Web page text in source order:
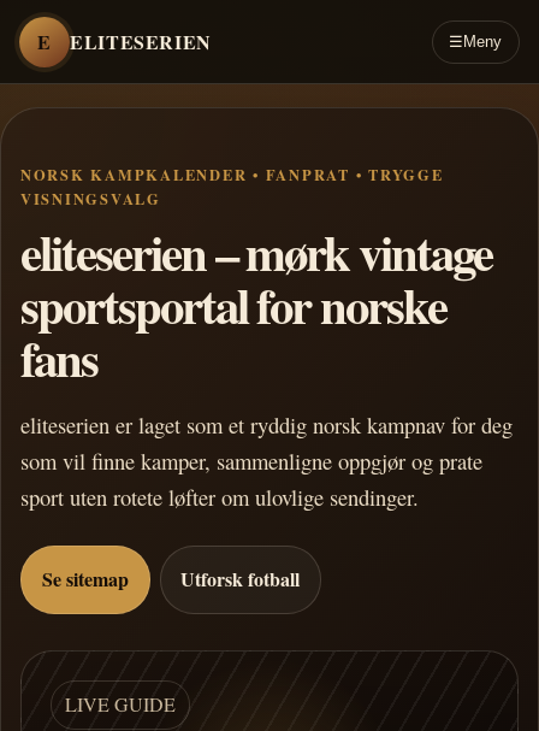
E ELITESERIEN ☰ Meny
NORSK KAMPKALENDER • FANPRAT • TRYGGE
VISNINGSVALG
eliteserien – mørk vintage
sportsportal for norske
fans
eliteserien er laget som et ryddig norsk kampnav for deg
som vil finne kamper, sammenligne oppgjør og prate
sport uten rotete løfter om ulovlige sendinger.
Se sitemap Utforsk fotball
LIVE GUIDE